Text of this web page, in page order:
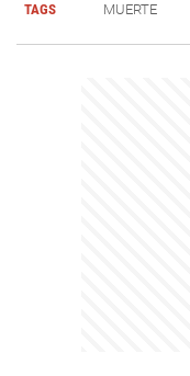
TAGS MUERTE